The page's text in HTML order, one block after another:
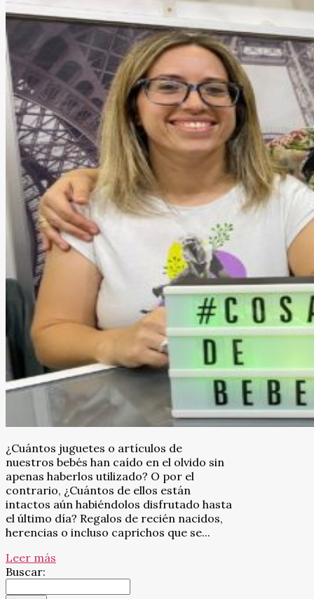
¿Cuántos juguetes o artículos de
nuestros bebés han caído en el olvido sin
apenas haberlos utilizado? O por el
contrario, ¿Cuántos de ellos están
intactos aún habiéndolos disfrutado hasta
el último día? Regalos de recién nacidos,
herencias o incluso caprichos que se...
Leer más
Buscar: